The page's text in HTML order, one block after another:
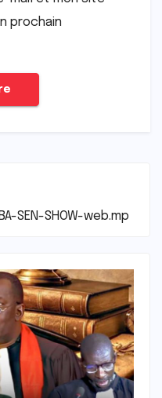
prochain
SEN-SHOW-web.mp